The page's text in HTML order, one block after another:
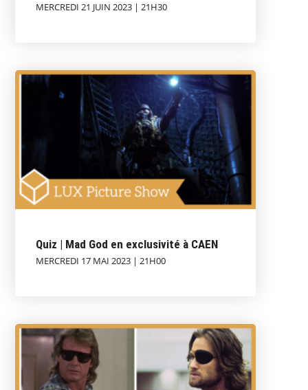
MERCREDI 21 JUIN 2023 | 21H30
Quiz | Mad God en exclusivité à CAEN
MERCREDI 17 MAI 2023 | 21H00